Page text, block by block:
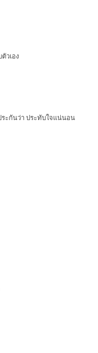
วเอง
ระกันว่า ประทับใจแน่นอน